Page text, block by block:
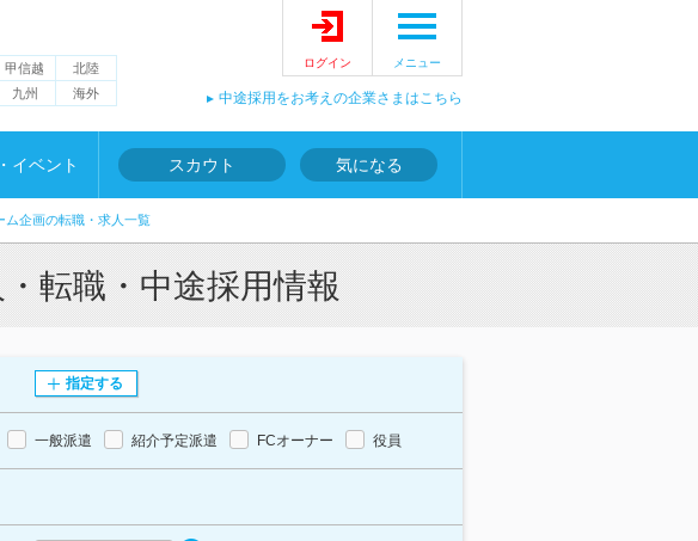
甲信越
北陸
九州 海外
ログイン メニュー
中途採用をお考えの企業さまはこちら
イベント スカウト 気になる
ム企画の転職・求人一覧
転職・中途採用情報
指定する
一般派遣 紹介予定派遣 FCオーナー 役員